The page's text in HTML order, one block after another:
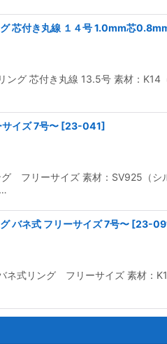
芯付き丸線 １４号 1.0mm芯
ング 芯付き丸線 13.5号 素材：K14
サイズ 7号〜 [23-041]
フリーサイズ 素材：SV925（シ
バネ式 フリーサイズ 7号〜 [23-
ネ式リング フリーサイズ 素材：